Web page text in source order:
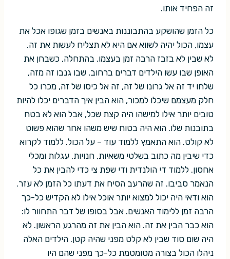
זה הפחיד אותו.
כל הזמן שהושקע בהתבוננות באנשים בזמן שגופו אכל את
עצמו, הכול יהיה לשווא אם היא לא תצליח לעשות את זה.
לא שבין לא בזבז הרבה זמן בעצמו. בהתחלה, כשבחן את
האופן שבו עשו הילדים דברים ברחוב, שבו גנבו זה מזה,
שלחו יד זה אל גרונו של זה, זה אל כיסו של זה, מכרו כל
חלק מעצמם שיכלו למכור, הוא הבין איך הדברים יכלו להיות
טובים יותר אילו למישהו היה קצת שכל, אבל הוא לא בטח
בתובנות שלו. הוא היה בטוח שיש משהו אחר שהוא פשוט
לא קולט. הוא התאמץ ללמוד עוד – על הכול. ללמוד לקרוא
כדי שיבין מה כתוב בשלטי משאיות, חנויות, עגלות ומכלי
אחסון. ללמוד די הולנדית ודי שפת צי כדי להבין את כל
הנאמר סביבו. זה שהרעב הסיח את דעתו כל הזמן לא עזר.
הוא ודאי היה יכול למצוא יותר אוכל אילו לא הקדיש כל-כך
הרבה זמן ללימוד האנשים. אבל בסופו של דבר התחוור לו:
הוא כבר הבין את זה. הוא הבין את זה מהרגע הראשון. לא
היה שום סוד שבין לא קלט מפני שהיה קטן. הילדים האלה
ניהלו הכול בצורה מטומטמת כל-כך מפני שהם היו